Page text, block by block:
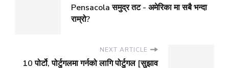
Pensacola समुद्र तट - अमेरिका मा सबै भन्दा
राम्रो?
NEXT ARTICLE
10 पोर्टो, पोर्टुगलमा गर्नको लागि पोर्टुगल [सुझाव